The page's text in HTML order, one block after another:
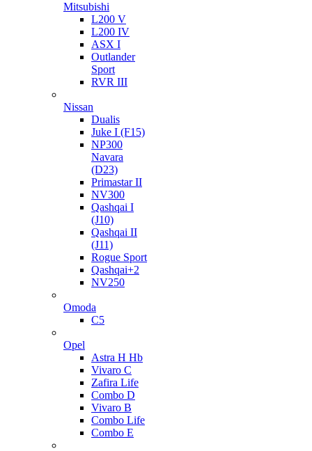
Mitsubishi
L200 V
L200 IV
ASX I
Outlander
Sport
RVR III
Nissan
Dualis
Juke I (F15)
NP300
Navara
(D23)
Primastar II
NV300
Qashqai I
(J10)
Qashqai II
(J11)
Rogue Sport
Qashqai+2
NV250
Omoda
C5
Opel
Astra H Hb
Vivaro C
Zafira Life
Combo D
Vivaro B
Combo Life
Combo E